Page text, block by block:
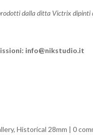
dalla ditta Victrix dipinti
info@nikstudio.it
,Historical 28mm |0